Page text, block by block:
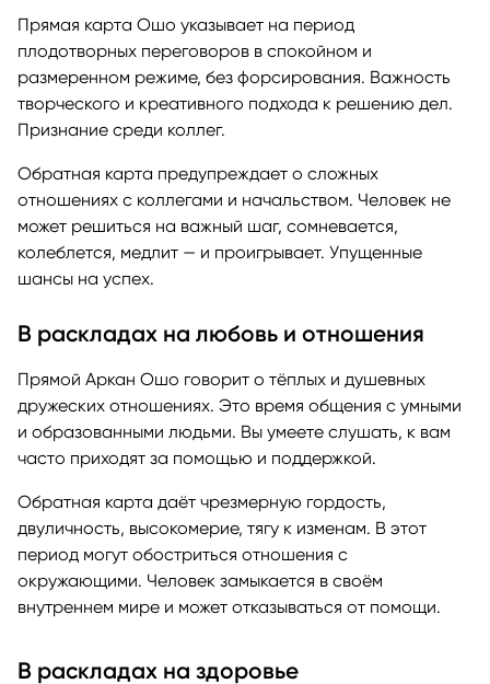
Прямая карта Ошо указывает на период
плодотворных переговоров в спокойном и
размеренном режиме, без форсирования. Важность
творческого и креативного подхода к решению дел.
Признание среди коллег.
Обратная карта предупреждает о сложных
отношениях с коллегами и начальством. Человек не
может решиться на важный шаг, сомневается,
колеблется, медлит — и проигрывает. Упущенные
шансы на успех.
В раскладах на любовь и отношения
Прямой Аркан Ошо говорит о тёплых и душевных
дружеских отношениях. Это время общения с умными
и образованными людьми. Вы умеете слушать, к вам
часто приходят за помощью и поддержкой.
Обратная карта даёт чрезмерную гордость,
двуличность, высокомерие, тягу к изменам. В этот
период могут обостриться отношения с
окружающими. Человек замыкается в своём
внутреннем мире и может отказываться от помощи.
В раскладах на здоровье